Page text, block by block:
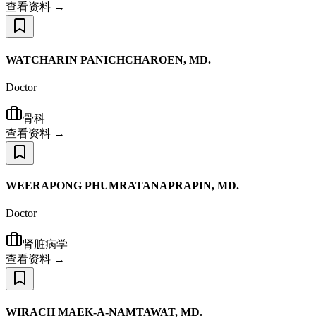
查看资料 →
WATCHARIN PANICHCHAROEN, MD.
Doctor
骨科
查看资料 →
WEERAPONG PHUMRATANAPRAPIN, MD.
Doctor
肾脏病学
查看资料 →
WIRACH MAEK-A-NAMTAWAT, MD.